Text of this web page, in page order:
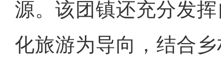
源。该团镇还充分发
化旅游为导向，结合